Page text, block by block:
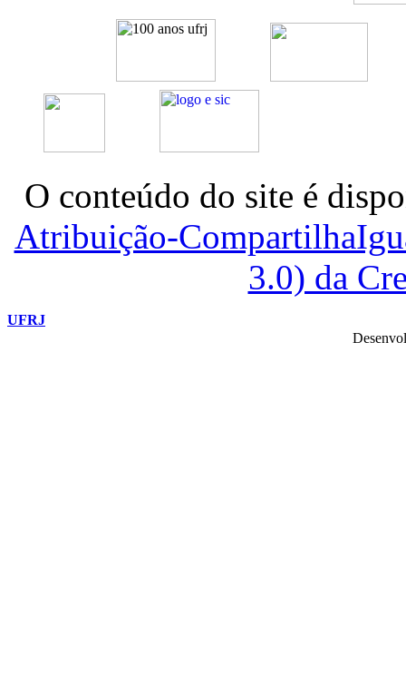
O conteúdo do site é
Atribuição-
3.0) da
UFRJ